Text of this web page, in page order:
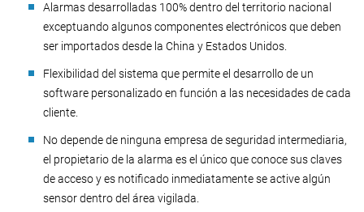
Alarmas desarrolladas 100% dentro del territorio nacional
exceptuando algunos componentes electrónicos que deben
ser importados desde la China y Estados Unidos.
Flexibilidad del sistema que permite el desarrollo de un
software personalizado en función a las necesidades de cada
cliente.
No depende de ninguna empresa de seguridad intermediaria,
el propietario de la alarma es el único que conoce sus claves
de acceso y es notificado inmediatamente se active algún
sensor dentro del área vigilada.